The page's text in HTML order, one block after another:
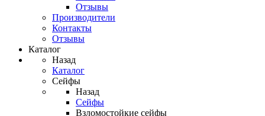
Отзывы
Производители
Контакты
Отзывы
Каталог
Назад
Каталог
Сейфы
Назад
Сейфы
Взломостойкие сейфы